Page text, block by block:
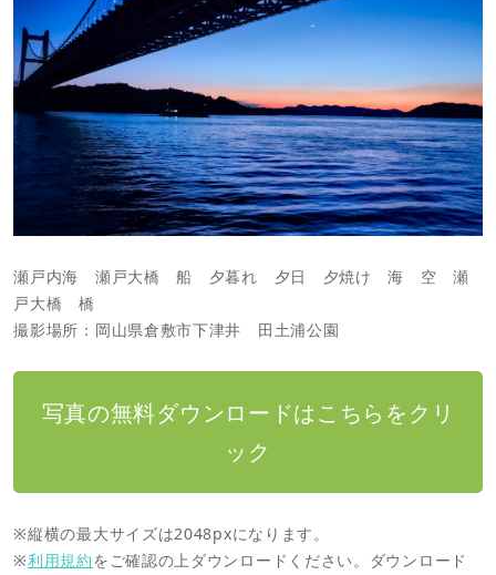
瀬戸内海 瀬戸大橋 船 夕暮れ 夕日 夕焼け 海 空 瀬
戸大橋 橋
撮影場所：岡山県倉敷市下津井 田土浦公園
写真の無料ダウンロードはこちらをクリ
ック
※縦横の最大サイズは2048pxになります。
※利用規約をご確認の上ダウンロードください。ダウンロード